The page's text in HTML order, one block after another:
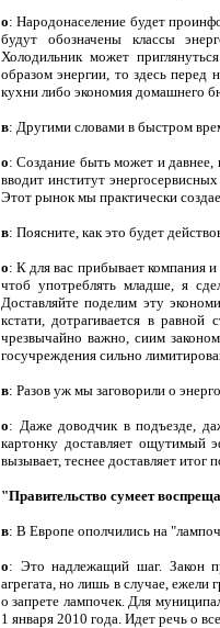
о: Народонаселение будет
будут обозначены классы
Холодильник может
образом энергии, то здесь перед
кухни либо экономия домашнего
в: Другими словами в быстром
о: Создание быть может и давнее,
вводит институт
Этот рынок мы практически
в: Поясните, как это будет
о: К для вас прибывает компания и
чтоб употреблять младше, я
Доставляйте поделим эту
кстати, дотрагивается в
чрезвычайно важно, сиим
госучреждения сильно
в: Разов уж мы заговорили о
о: Даже доводчик в подъезде,
картонку доставляет ощутимый
вызывает, теснее доставляет итог
"Правительство сумеет
в: В Европе ополчились на
о: Это надлежащий шаг. Закон
агрегата, но лишь в случае,
о запрете лампочек. Для
1 января 2010 года. Идет речь о